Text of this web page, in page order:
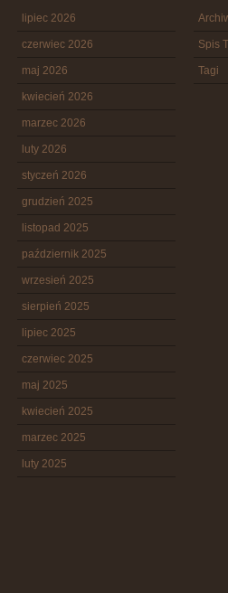
lipiec 2026
czerwiec 2026
maj 2026
kwiecień 2026
marzec 2026
luty 2026
styczeń 2026
grudzień 2025
listopad 2025
październik 2025
wrzesień 2025
sierpień 2025
lipiec 2025
czerwiec 2025
maj 2025
kwiecień 2025
marzec 2025
luty 2025
Spis
Tagi